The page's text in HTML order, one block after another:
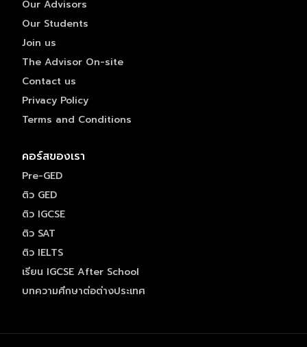
Our Advisors
Our Students
Join us
The Advisor On-site
Contact us
Privacy Policy
Terms and Conditions
คอร์สของเรา
Pre-GED
ติว GED
ติว IGCSE
ติว SAT
ติว IELTS
เรียน IGCSE After School
บทความศึกษาต่อต่างประเทศ